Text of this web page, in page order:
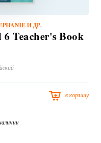
И ДР.
6 Teacher's Book
в корзину